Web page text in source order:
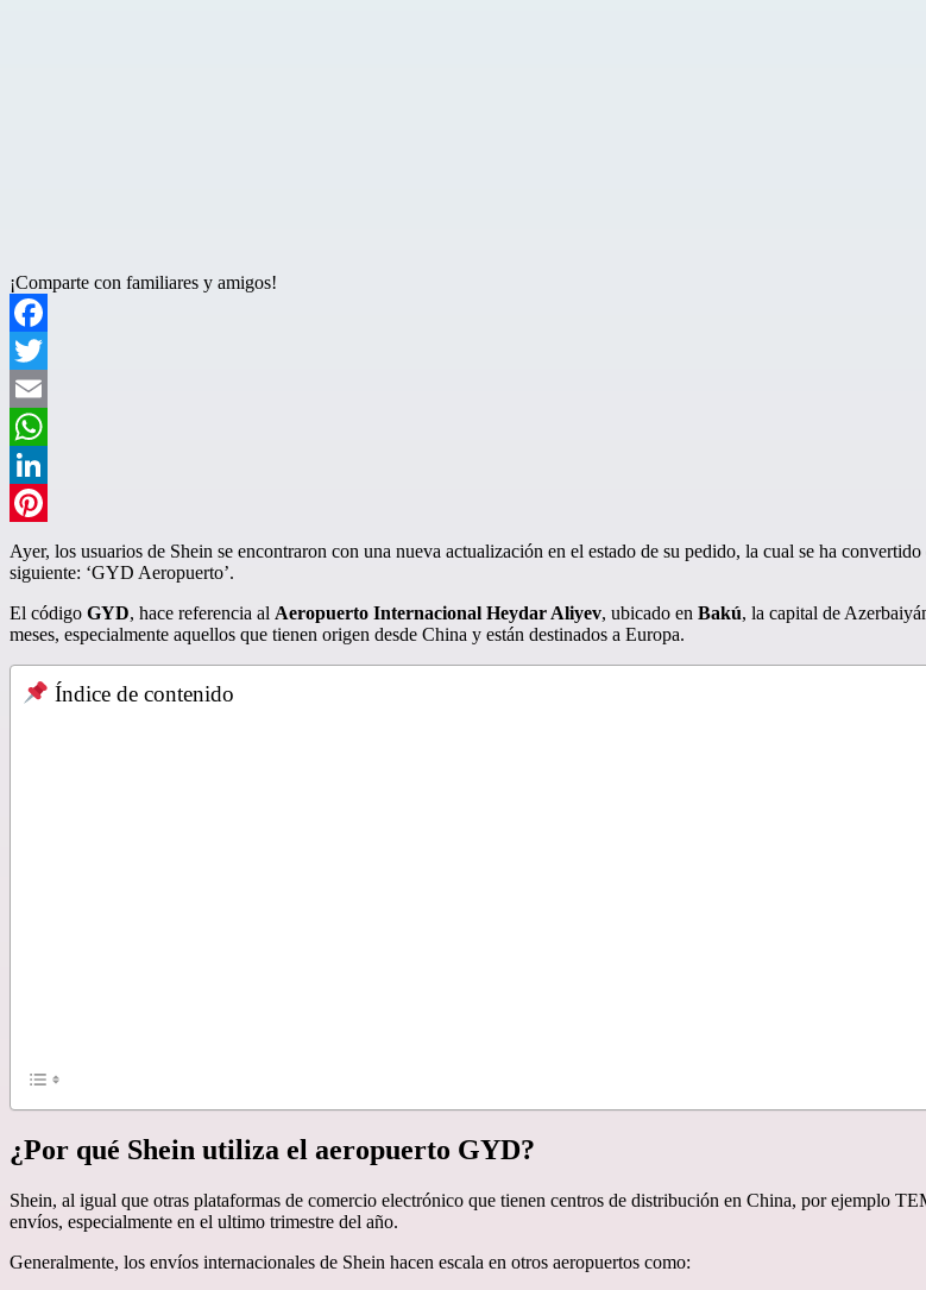
¡Comparte con familiares y amigos!
Facebook
Twitter
Email
WhatsApp
LinkedIn
Pinterest
Ayer, los usuarios de Shein se encontraron con una nueva actualización en el estado de su pedido, la cual se ha
siguiente: ‘GYD Aeropuerto’.
El código GYD, hace referencia al Aeropuerto Internacional Heydar Aliyev, ubicado en Bakú, la capital de
meses, especialmente aquellos que tienen origen desde China y están destinados a Europa.
Índice de contenido
¿Por qué Shein utiliza el aeropuerto GYD?
Shein, al igual que otras plataformas de comercio electrónico que tienen centros de distribución en China, por ejemplo
envíos, especialmente en el ultimo trimestre del año.
Generalmente, los envíos internacionales de Shein hacen escala en otros aeropuertos como: